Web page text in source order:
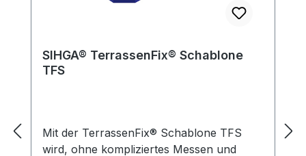
SIHGA® TerrassenFix® Schablone
TFS
Mit der TerrassenFix® Schablone TFS
wird, ohne kompliziertes Messen und